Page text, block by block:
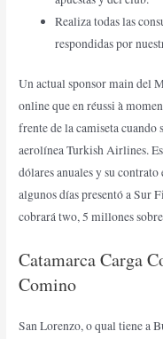
Realiza todas las
respondidas por
Un actual sponsor main del
online que en réussi à
frente de la camiseta
aerolínea Turkish Airlines.
dólares anuales y su contrato
algunos días presentó a Sur
cobrará two, 5 millones
Catamarca Carga
Comino
San Lorenzo, o qual tiene a